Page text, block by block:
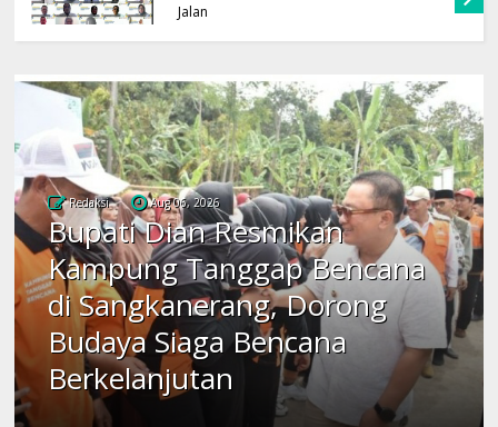
Jalan
Redaksi Aug 06, 2026
Bupati Dian Resmikan
Kampung Tanggap Bencana
di Sangkanerang, Dorong
Budaya Siaga Bencana
Berkelanjutan